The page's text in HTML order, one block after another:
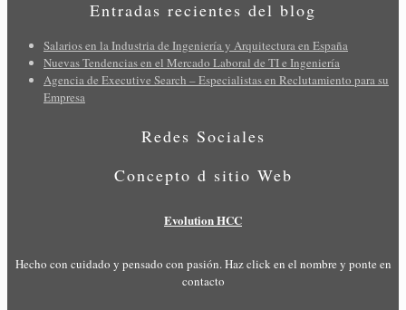
Entradas recientes del blog
Salarios en la Industria de Ingeniería y Arquitectura en España
Nuevas Tendencias en el Mercado Laboral de TI e Ingeniería
Agencia de Executive Search – Especialistas en Reclutamiento para su
Empresa
Redes Sociales
Concepto d sitio Web
Evolution HCC
Hecho con cuidado y pensado con pasión. Haz click en el nombre y ponte en
contacto